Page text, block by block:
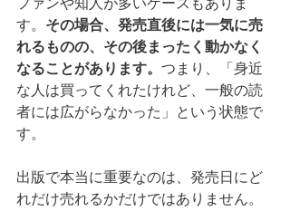
す。 その場合、発売直後には一気に売
れるものの、その後まったく動かなく
なることがあります。 つまり、「身近
な人は買ってくれたけれど、一般の読
者には広がらなかった」という状態で
す。
出版で本当に重要なのは、発売日にど
れだけ売れるかだけではありません。